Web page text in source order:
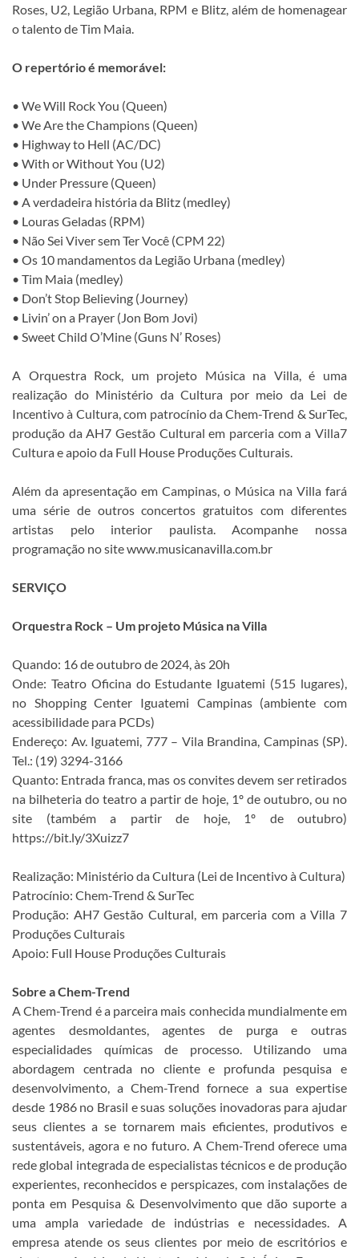
Roses, U2, Legião Urbana, RPM e Blitz, além de homenagear
o talento de Tim Maia.
O repertório é memorável:
• We Will Rock You (Queen)
• We Are the Champions (Queen)
• Highway to Hell (AC/DC)
• With or Without You (U2)
• Under Pressure (Queen)
• A verdadeira história da Blitz (medley)
• Louras Geladas (RPM)
• Não Sei Viver sem Ter Você (CPM 22)
• Os 10 mandamentos da Legião Urbana (medley)
• Tim Maia (medley)
• Don’t Stop Believing (Journey)
• Livin’ on a Prayer (Jon Bom Jovi)
• Sweet Child O’Mine (Guns N’ Roses)
A Orquestra Rock, um projeto Música na Villa, é uma
realização do Ministério da Cultura por meio da Lei de
Incentivo à Cultura, com patrocínio da Chem-Trend & SurTec,
produção da AH7 Gestão Cultural em parceria com a Villa7
Cultura e apoio da Full House Produções Culturais.
Além da apresentação em Campinas, o Música na Villa fará
uma série de outros concertos gratuitos com diferentes
artistas pelo interior paulista. Acompanhe nossa
programação no site www.musicanavilla.com.br
SERVIÇO
Orquestra Rock – Um projeto Música na Villa
Quando: 16 de outubro de 2024, às 20h
Onde: Teatro Oficina do Estudante Iguatemi (515 lugares),
no Shopping Center Iguatemi Campinas (ambiente com
acessibilidade para PCDs)
Endereço: Av. Iguatemi, 777 – Vila Brandina, Campinas (SP).
Tel.: (19) 3294-3166
Quanto: Entrada franca, mas os convites devem ser retirados
na bilheteria do teatro a partir de hoje, 1º de outubro, ou no
site (também a partir de hoje, 1º de outubro)
https://bit.ly/3Xuizz7
Realização: Ministério da Cultura (Lei de Incentivo à Cultura)
Patrocínio: Chem-Trend & SurTec
Produção: AH7 Gestão Cultural, em parceria com a Villa 7
Produções Culturais
Apoio: Full House Produções Culturais
Sobre a Chem-Trend
A Chem-Trend é a parceira mais conhecida mundialmente em
agentes desmoldantes, agentes de purga e outras
especialidades químicas de processo. Utilizando uma
abordagem centrada no cliente e profunda pesquisa e
desenvolvimento, a Chem-Trend fornece a sua expertise
desde 1986 no Brasil e suas soluções inovadoras para ajudar
seus clientes a se tornarem mais eficientes, produtivos e
sustentáveis, agora e no futuro. A Chem-Trend oferece uma
rede global integrada de especialistas técnicos e de produção
experientes, reconhecidos e perspicazes, com instalações de
ponta em Pesquisa & Desenvolvimento que dão suporte a
uma ampla variedade de indústrias e necessidades. A
empresa atende os seus clientes por meio de escritórios e